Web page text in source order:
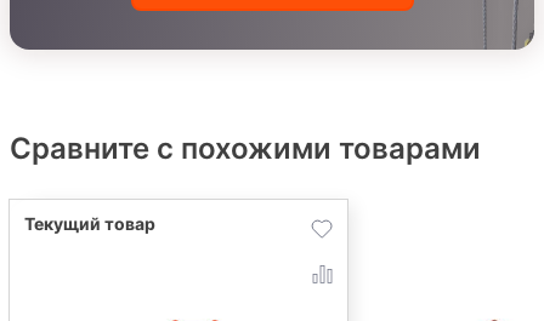
Сравните с похожими товарами